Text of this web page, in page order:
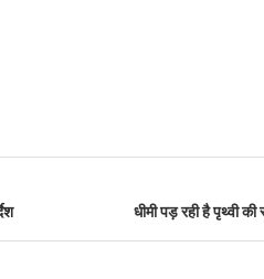
धीमी पड़ रही है पृथ्वी